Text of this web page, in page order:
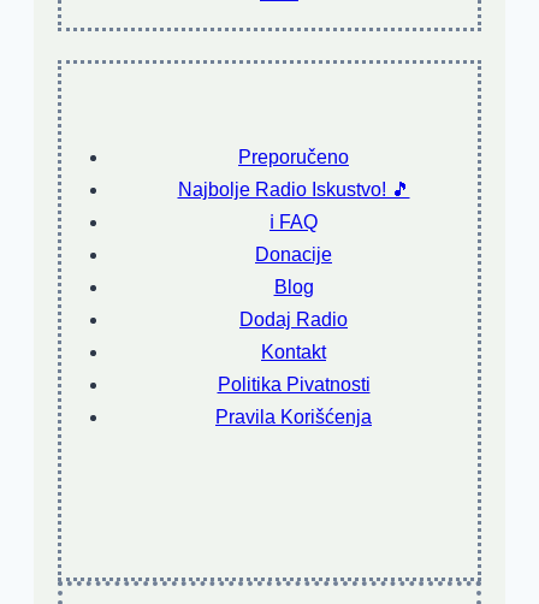
Preporučeno
Najbolje Radio Iskustvo! 🎵
ℹ️ FAQ
Donacije
Blog
Dodaj Radio
Kontakt
Politika Pivatnosti
Pravila Korišćenja